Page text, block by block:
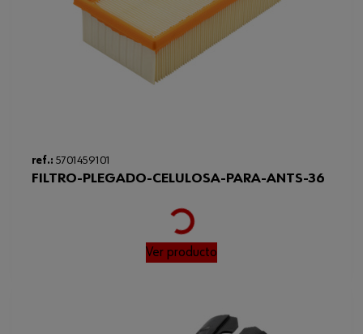
ref.: 5701459101
FILTRO-PLEGADO-CELULOSA-PARA-ANTS-36
Loading...
Ver producto